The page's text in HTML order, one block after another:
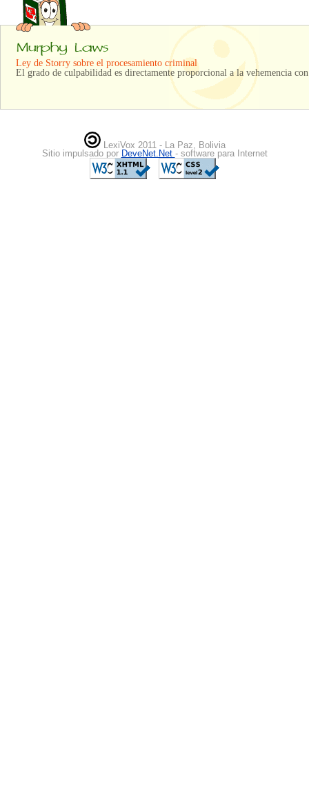
Ley de Storry sobre el procesamiento criminal
El grado de culpabilidad es directamente proporcional a la vehemencia
LexiVox 2011 - La Paz, Bolivia
Sitio impulsado por DeveNet.Net - software para Internet